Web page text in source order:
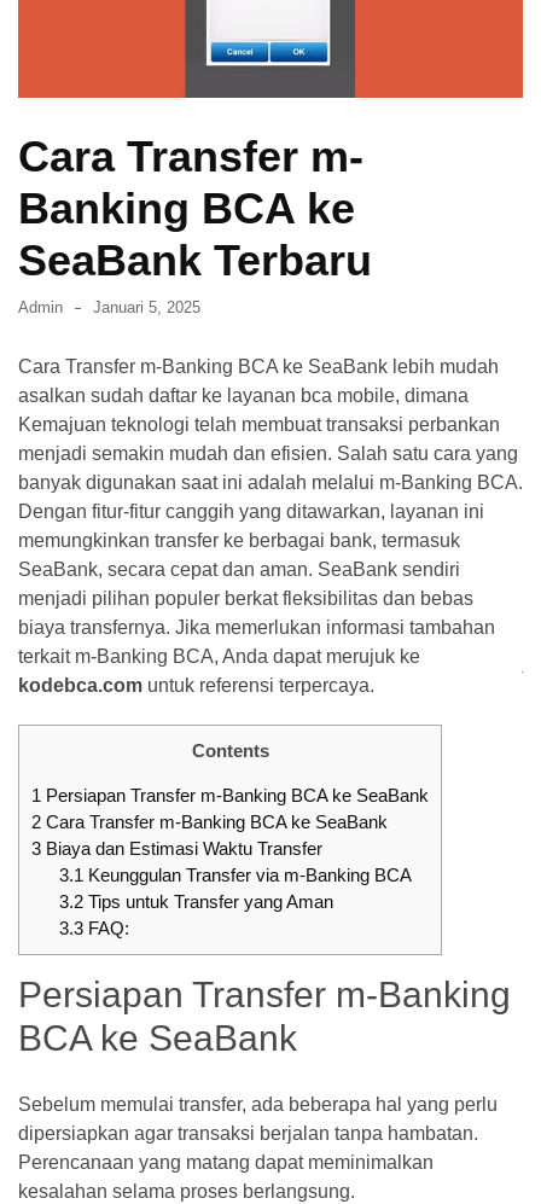
Rumah
Cara
Mendapatkan
Visa
Tinggal
Jepang
Cara
Transfer
m-
Banking
BCA
ke
SeaBank
Terbaru
Pinjaman
Dengan
KUR,
Bunga
Simulasi
MOST
CATEGORIES
Bank
(26)
Tips
Cara Transfer m-
Banking BCA ke
SeaBank Terbaru
Admin Januari 5, 2025
Cara Transfer m-Banking BCA ke SeaBank lebih mudah
asalkan sudah daftar ke layanan bca mobile, dimana
Kemajuan teknologi telah membuat transaksi perbankan
menjadi semakin mudah dan efisien. Salah satu cara yang
banyak digunakan saat ini adalah melalui m-Banking BCA.
Dengan fitur-fitur canggih yang ditawarkan, layanan ini
memungkinkan transfer ke berbagai bank, termasuk
SeaBank, secara cepat dan aman. SeaBank sendiri
menjadi pilihan populer berkat fleksibilitas dan bebas
biaya transfernya. Jika memerlukan informasi tambahan
terkait m-Banking BCA, Anda dapat merujuk ke
kodebca.com untuk referensi terpercaya.
Contents
1 Persiapan Transfer m-Banking BCA ke SeaBank
2 Cara Transfer m-Banking BCA ke SeaBank
3 Biaya dan Estimasi Waktu Transfer
3.1 Keunggulan Transfer via m-Banking BCA
3.2Tips untuk Transfer yang Aman
3.3FAQ:
Persiapan Transfer m-Banking
BCA ke SeaBank
Sebelum memulai transfer, ada beberapa hal yang perlu
dipersiapkan agar transaksi berjalan tanpa hambatan.
Perencanaan yang matang dapat meminimalkan
kesalahan selama proses berlangsung.